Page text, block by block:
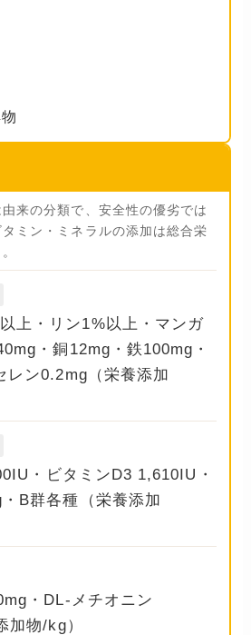
由来の分類で、安全性の優劣では
ミン・ミネラルの添加は総合栄
上・リン1%以上・マンガ
・銅12mg・鉄100mg・
レン0.2mg（栄養添加
・ビタミンD3 1,610IU・
B群各種（栄養添加
・DL-メチオニン
加物/kg）